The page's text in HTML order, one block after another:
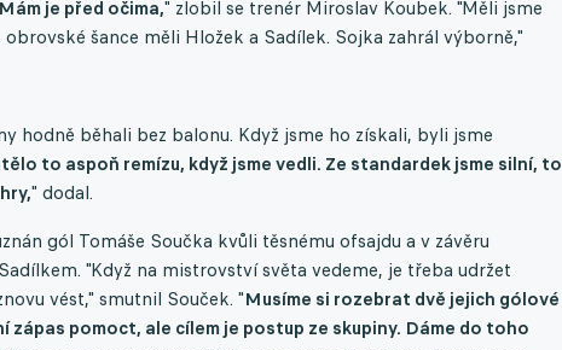
je před očima," zlobil se trenér Miroslav Koubek. "Měli jsme
šance měli Hložek a Sadílek. Sojka zahrál výborně,"
hodně běhali bez balonu. Když jsme ho získali, byli jsme
to aspoň remízu, když jsme vedli. Ze standardek jsme silní, to
" dodal.
gól Tomáše Součka kvůli těsnému ofsajdu a v závěru
"Když na mistrovství světa vedeme, je třeba udržet
vést," smutnil Souček. "Musíme si rozebrat dvě jejich gólové
zápas pomoct, ale cílem je postup ze skupiny. Dáme do toho